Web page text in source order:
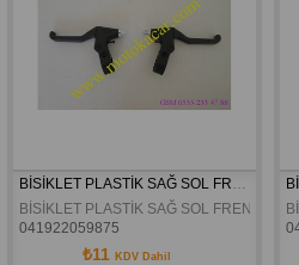
BİSİKLET PLASTİK SAĞ SOL FREN KOLU
041922059875
₺11KDV Dahil